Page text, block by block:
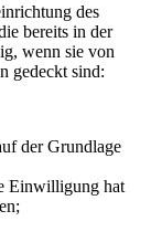
des
bereits in der
wenn sie von
gedeckt sind:
der Grundlage
Einwilligung hat